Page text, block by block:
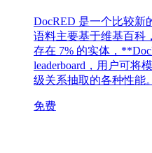
DocRED 是一个比较新
语料主要基于维基百科
存在 7% 的实体，
leaderboard，用户可将
级关系抽取的各种性能
免费